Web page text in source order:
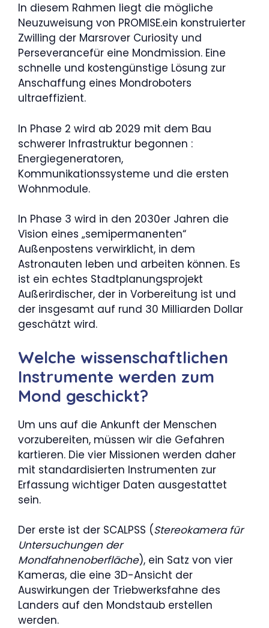
In diesem Rahmen liegt die mögliche
Neuzuweisung von PROMISE.ein konstruierter
Zwilling der Marsrover Curiosity und
Perseverancefür eine Mondmission. Eine
schnelle und kostengünstige Lösung zur
Anschaffung eines Mondroboters
ultraeffizient.
In Phase 2 wird ab 2029 mit dem Bau
schwerer Infrastruktur begonnen :
Energiegeneratoren,
Kommunikationssysteme und die ersten
Wohnmodule.
In Phase 3 wird in den 2030er Jahren die
Vision eines „semipermanenten“
Außenpostens verwirklicht, in dem
Astronauten leben und arbeiten können. Es
ist ein echtes Stadtplanungsprojekt
Außerirdischer, der in Vorbereitung ist und
der insgesamt auf rund 30 Milliarden Dollar
geschätzt wird.
Welche wissenschaftlichen
Instrumente werden zum
Mond geschickt?
Um uns auf die Ankunft der Menschen
vorzubereiten, müssen wir die Gefahren
kartieren. Die vier Missionen werden daher
mit standardisierten Instrumenten zur
Erfassung wichtiger Daten ausgestattet
sein.
Der erste ist der SCALPSS (Stereokamera für
Untersuchungen der
Mondfahnenoberfläche), ein Satz von vier
Kameras, die eine 3D-Ansicht der
Auswirkungen der Triebwerksfahne des
Landers auf den Mondstaub erstellen
werden.